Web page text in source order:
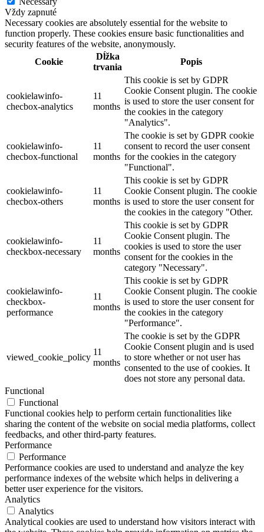
Vždy zapnuté
Necessary cookies are absolutely essential for the website to
function properly. These cookies ensure basic functionalities and
security features of the website, anonymously.
Cookie
Dĺžka
trvania
Popis
cookielawinfo-
checbox-analytics
11
months
This cookie is set by GDPR
Cookie Consent plugin. The cookie
is used to store the user consent for
the cookies in the category
"Analytics".
cookielawinfo-
checbox-functional
11
months
The cookie is set by GDPR cookie
consent to record the user consent
for the cookies in the category
"Functional".
cookielawinfo-
checbox-others
11
months
This cookie is set by GDPR
Cookie Consent plugin. The cookie
is used to store the user consent for
the cookies in the category "Other.
cookielawinfo-
checkbox-necessary
11
months
This cookie is set by GDPR
Cookie Consent plugin. The
cookies is used to store the user
consent for the cookies in the
category "Necessary".
cookielawinfo-
checkbox-
performance
11
months
This cookie is set by GDPR
Cookie Consent plugin. The cookie
is used to store the user consent for
the cookies in the category
"Performance".
viewed_cookie_policy
11
months
The cookie is set by the GDPR
Cookie Consent plugin and is used
to store whether or not user has
consented to the use of cookies. It
does not store any personal data.
Functional
Functional
Functional cookies help to perform certain functionalities like
sharing the content of the website on social media platforms, collect
feedbacks, and other third-party features.
Performance
Performance
Performance cookies are used to understand and analyze the key
performance indexes of the website which helps in delivering a
better user experience for the visitors.
Analytics
Analytics
Analytical cookies are used to understand how visitors interact with